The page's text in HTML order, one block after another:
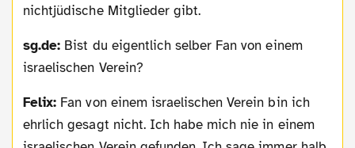
nichtjüdische Mitglieder gibt.
sg.de: Bist du eigentlich selber Fan von einem
israelischen Verein?
Felix: Fan von einem israelischen Verein bin ich
ehrlich gesagt nicht. Ich habe mich nie in einem